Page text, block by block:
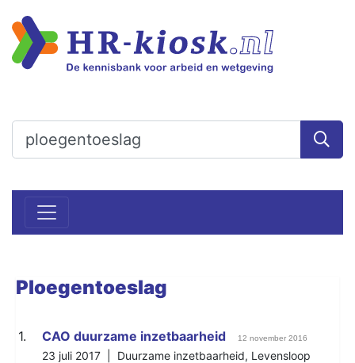
Ploegentoeslag
1. CAO duurzame inzetbaarheid 12 november 2016
23 juli 2017 | Duurzame inzetbaarheid, Levensloop